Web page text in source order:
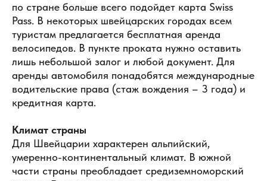
по стране больше всего подойдет карта Swiss
Pass. В некоторых швейцарских городах всем
туристам предлагается бесплатная аренда
велосипедов. В пункте проката нужно оставить
лишь небольшой залог и любой документ. Для
аренды автомобиля понадобятся международные
водительские права (стаж вождения – 3 года) и
кредитная карта.
Климат страны
Для Швейцарии характерен альпийский,
умеренно-континентальный климат. В южной
части страны преобладает средиземноморский